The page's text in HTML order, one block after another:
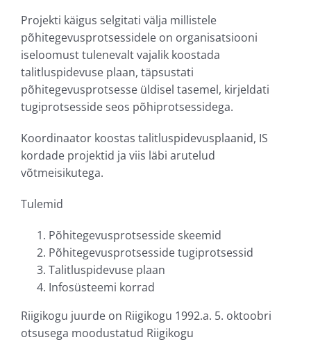
Projekti käigus selgitati välja millistele
põhitegevusprotsessidele on organisatsiooni
iseloomust tulenevalt vajalik koostada
talitluspidevuse plaan, täpsustati
põhitegevusprotsesse üldisel tasemel, kirjeldati
tugiprotsesside seos põhiprotsessidega.
Koordinaator koostas talitluspidevusplaanid, IS
kordade projektid ja viis läbi arutelud
võtmeisikutega.
Tulemid
Põhitegevusprotsesside skeemid
Põhitegevusprotsesside tugiprotsessid
Talitluspidevuse plaan
Infosüsteemi korrad
Riigikogu juurde on Riigikogu 1992.a. 5. oktoobri
otsusega moodustatud Riigikogu